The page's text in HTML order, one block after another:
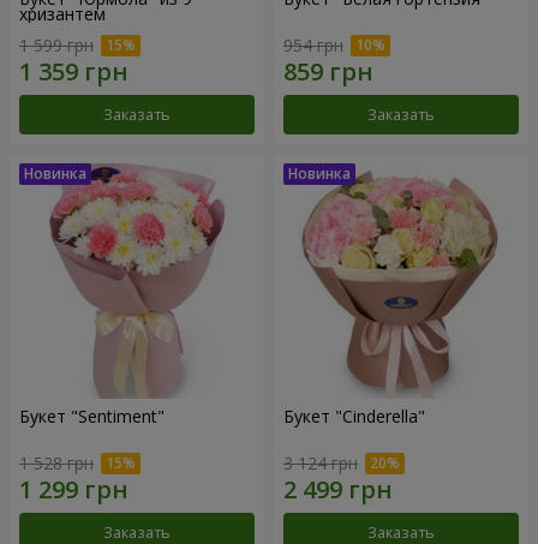
хризантем
1 599 грн
Заказать
954 грн
Заказать
Букет "Sentiment"
1 528 грн
Заказать
Букет "Cinderella"
3 124 грн
Заказать